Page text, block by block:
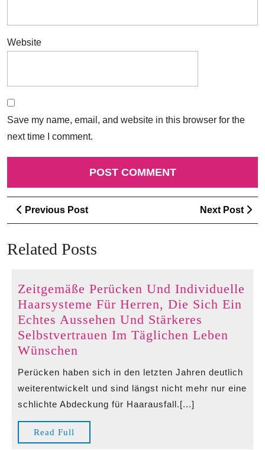
Website
Save my name, email, and website in this browser for the
next time I comment.
Post
navigation
Previous PostPrevious
Post
Next Post
Related Posts
Zeitgemäße Perücken Und Individuelle
Haarsysteme Für Herren, Die Sich Ein
Echtes Aussehen Und Stärkeres
Selbstvertrauen Im Täglichen Leben
Wünschen
Perücken
Und
Individuelle
Haarsysteme
Für
Herren,
Perücken haben sich in den letzten Jahren deutlich
weiterentwickelt und sind längst nicht mehr nur eine
schlichte Abdeckung für Haarausfall.[...]
Read Full
Full